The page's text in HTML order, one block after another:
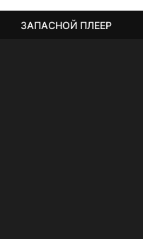
ЗАПАСНОЙ ПЛЕЕР